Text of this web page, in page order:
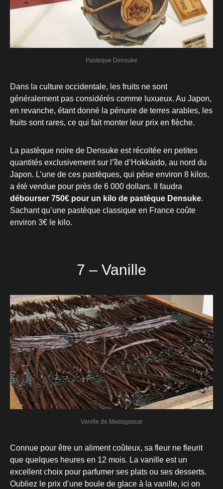
Pasteque Densuke
Dans la culture occidentale, les fruits ne sont
généralement pas considérés comme luxueux. Au Japon,
en revanche, étant donné la pénurie de terres arables, les
fruits sont rares, ce qui fait monter leur prix en flèche.
La pastèque noire de Densuke est récoltée en petites
quantités exclusivement sur l’île d’Hokkaido, au nord du
Japon. L’une de ces pastèques, qui pèse environ 8 kilos,
a été vendue pour près de 6 000 dollars. Il faudra
débourser 750€ pour un kilo de pastèque Densuke.
Sachant qu’une pastèque classique en France coûte
environ 3€ le kilo.
7 – Vanille
Vanille de Madagascar
Connue pour être un aliment coûteux, sa fleur ne fleurit
que quelques heures en 12 mois. La vanille est un
excellent choix pour parfumer ses plats ou ses desserts.
Oubliez le prix d’une boule de glace à la vanille, ici on